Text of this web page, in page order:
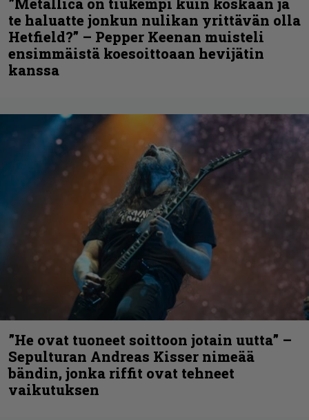
”Metallica on tiukempi kuin koskaan ja
te haluatte jonkun nulikan yrittävän olla
Hetfield?” – Pepper Keenan muisteli
ensimmäistä koesoittoaan hevijätin
kanssa
”He ovat tuoneet soittoon jotain uutta” –
Sepulturan Andreas Kisser nimeää
bändin, jonka riffit ovat tehneet
vaikutuksen